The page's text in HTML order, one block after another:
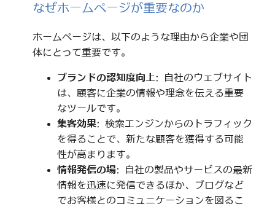
なぜホームページが重要なのか
ホームページは、以下のような理由から企業や団
体にとって重要です。
ブランドの認知度向上: 自社のウェブサイト
は、顧客に企業の情報や理念を伝える重要
なツールです。
集客効果: 検索エンジンからのトラフィック
を得ることで、新たな顧客を獲得する可能
性が高まります。
情報発信の場: 自社の製品やサービスの最新
情報を迅速に発信できるほか、ブログなど
でお客様とのコミュニケーションを図るこ